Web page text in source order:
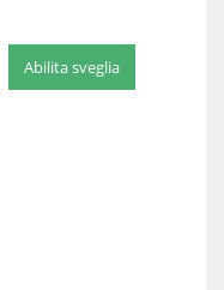
Abilita sveglia